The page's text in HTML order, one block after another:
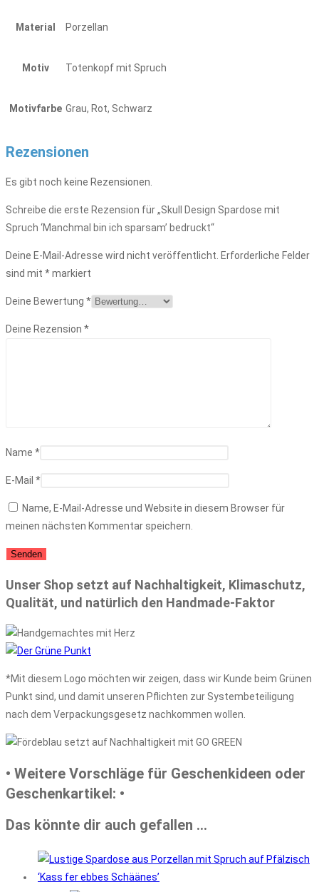
Material Porzellan
Motiv Totenkopf mit Spruch
Motivfarbe Grau, Rot, Schwarz
Rezensionen
Es gibt noch keine Rezensionen.
Schreibe die erste Rezension für „Skull Design Spardose mit
Spruch ‘Manchmal bin ich sparsam’ bedruckt“
Deine E-Mail-Adresse wird nicht veröffentlicht. Erforderliche Felder
sind mit *markiert
Deine Bewertung *
Deine Rezension *
Name *
E-Mail *
Name, E-Mail-Adresse und Website in diesem Browser für
meinen nächsten Kommentar speichern.
Unser Shop setzt auf Nachhaltigkeit, Klimaschutz,
Qualität, und natürlich den Handmade-Faktor
*Mit diesem Logo möchten wir zeigen, dass wir Kunde beim Grünen
Punkt sind, und damit unseren Pflichten zur Systembeteiligung
nach dem Verpackungsgesetz nachkommen wollen.
• Weitere Vorschläge für Geschenkideen oder
Geschenkartikel: •
Das könnte dir auch gefallen …